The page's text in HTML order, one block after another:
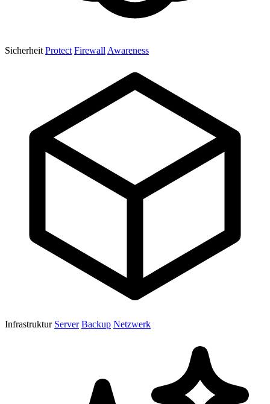
Sicherheit Protect Firewall Awareness
Infrastruktur Server Backup Netzwerk